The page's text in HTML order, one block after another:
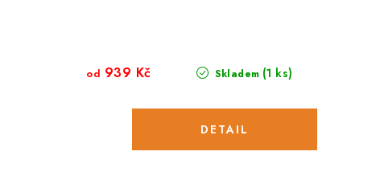
Skladem (1 ks)
od 939 Kč